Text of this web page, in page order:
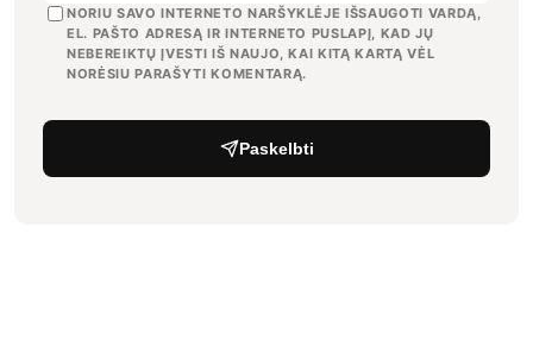
NORIU SAVO INTERNETO NARŠYKLĖJE IŠSAUGOTI VARDĄ,
EL. PAŠTO ADRESĄ IR INTERNETO PUSLAPĮ, KAD JŲ
NEBEREIKTŲ ĮVESTI IŠ NAUJO, KAI KITĄ KARTĄ VĖL
NORĖSIU PARAŠYTI KOMENTARĄ.
Paskelbti